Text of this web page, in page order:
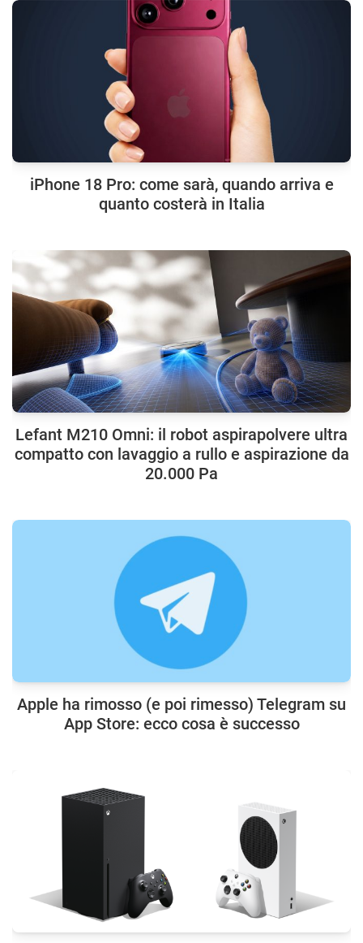
iPhone 18 Pro: come sarà, quando arriva e
quanto costerà in Italia
Lefant M210 Omni: il robot aspirapolvere ultra
compatto con lavaggio a rullo e aspirazione da
20.000 Pa
Apple ha rimosso (e poi rimesso) Telegram su
App Store: ecco cosa è successo